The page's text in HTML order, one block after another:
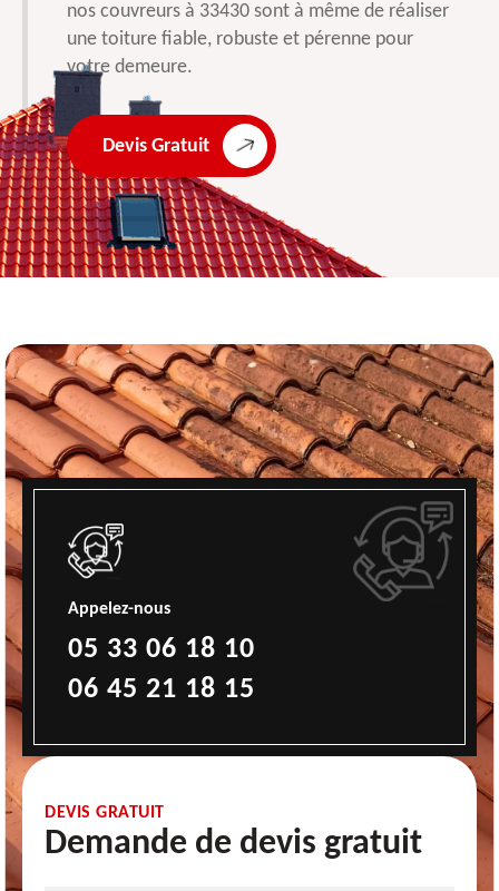
nos couvreurs à 33430 sont à même de réaliser
une toiture fiable, robuste et pérenne pour
votre demeure.
Devis Gratuit
Appelez-nous
05 33 06 18 10
06 45 21 18 15
DEVIS GRATUIT
Demande de devis gratuit